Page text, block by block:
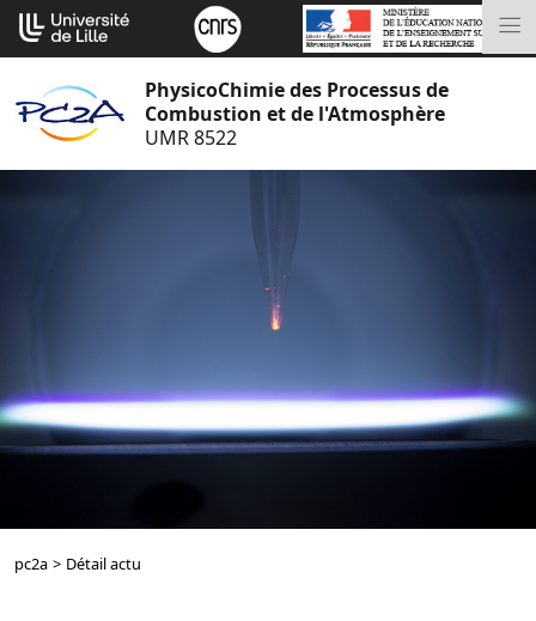
Aller
au
contenu
PhysicoChimie des Processus de
Combustion et de l'Atmosphère
UMR 8522
pc2a > Détail actu
Cookies management panel